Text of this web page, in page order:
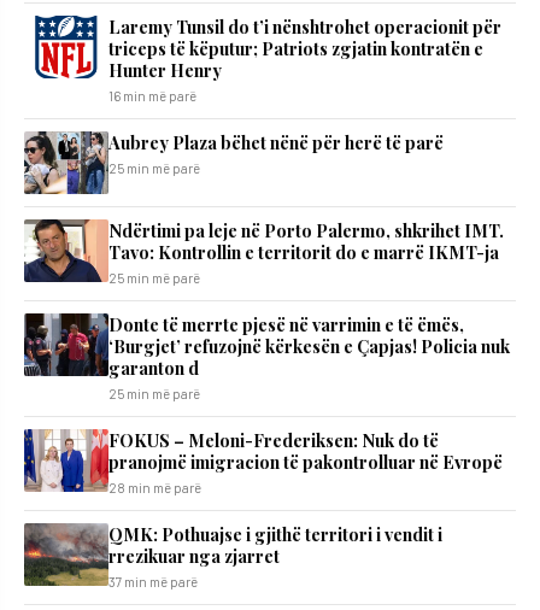
Laremy Tunsil do t’i nënshtrohet operacionit për
triceps të këputur; Patriots zgjatin kontratën e
Hunter Henry
16 min më parë
Aubrey Plaza bëhet nënë për herë të parë
25 min më parë
Ndërtimi pa leje në Porto Palermo, shkrihet IMT.
Tavo: Kontrollin e territorit do e marrë IKMT-ja
25 min më parë
Donte të merrte pjesë në varrimin e të ëmës,
‘Burgjet’ refuzojnë kërkesën e Çapjas! Policia nuk
garanton d
25 min më parë
FOKUS – Meloni-Frederiksen: Nuk do të
pranojmë imigracion të pakontrolluar në Evropë
28 min më parë
QMK: Pothuajse i gjithë territori i vendit i
rrezikuar nga zjarret
37 min më parë